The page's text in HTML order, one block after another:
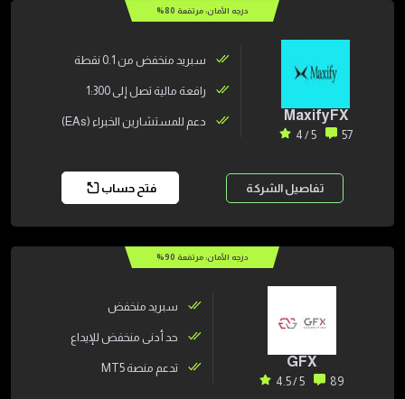
درجه الأمان: مرتفعة 80
%
MaxifyFX
57
5 / 4
سبريد منخفض من 0.1 نقطة
رافعة مالية تصل إلى 1:300
دعم للمستشارين الخبراء (EAs)
فتح حساب تفاصيل الشركة
درجه الأمان: مرتفعة 90
%
GFX
89
5 / 4.5
سبريد منخفض
حد أدنى منخفض للإيداع
تدعم منصة MT5